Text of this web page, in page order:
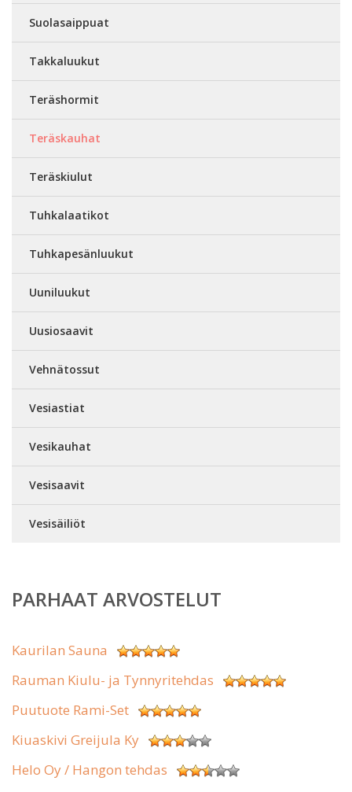
Suolasaippuat
Takkaluukut
Teräshormit
Teräskauhat
Teräskiulut
Tuhkalaatikot
Tuhkapesänluukut
Uuniluukut
Uusiosaavit
Vehnätossut
Vesiastiat
Vesikauhat
Vesisaavit
Vesisäiliöt
PARHAAT ARVOSTELUT
Kaurilan Sauna
Rauman Kiulu- ja Tynnyritehdas
Puutuote Rami-Set
Kiuaskivi Greijula Ky
Helo Oy / Hangon tehdas